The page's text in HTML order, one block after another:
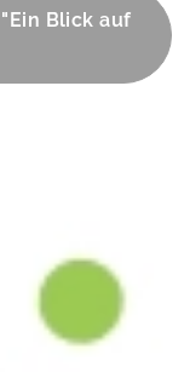
Blick auf